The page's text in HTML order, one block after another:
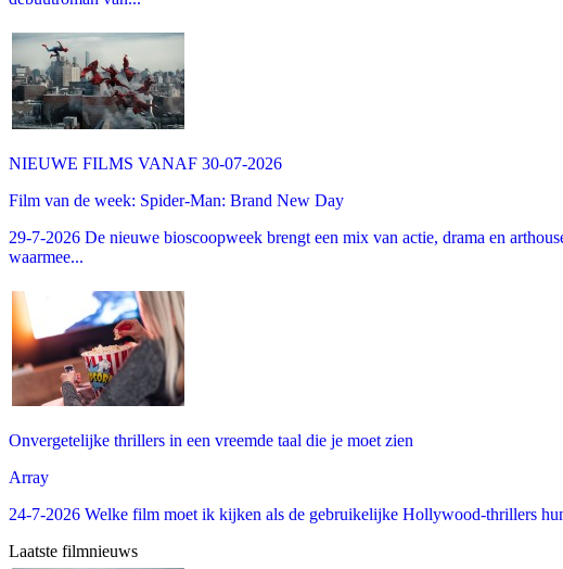
NIEUWE FILMS VANAF 30-07-2026
Film van de week: Spider-Man: Brand New Day
29-7-2026 De nieuwe bioscoopweek brengt een mix van actie, drama en
waarmee...
Onvergetelijke thrillers in een vreemde taal die je moet zien
Array
24-7-2026 Welke film moet ik kijken als de gebruikelijke Hollywood-thrillers
Laatste filmnieuws